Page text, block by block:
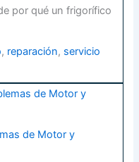
por qué un frigorífico
, reparación, servicio
de Motor y